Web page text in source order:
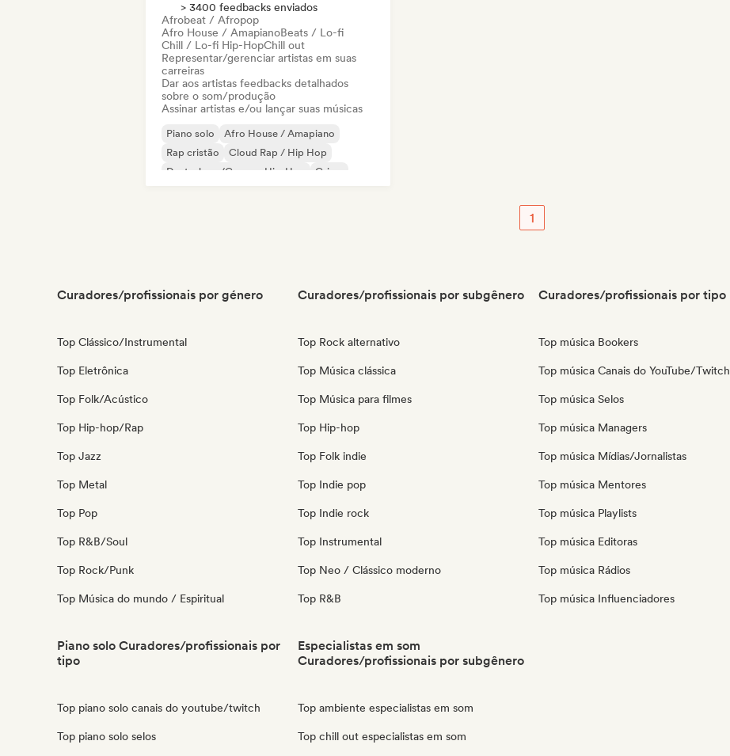
> 3400 feedbacks enviados
Afrobeat / Afropop
Afro House / AmapianoBeats / Lo-fi
Chill / Lo-fi Hip-HopChill out
Representar/gerenciar artistas em suas
carreiras
Dar aos artistas feedbacks detalhados
sobre o som/produção
Assinar artistas e/ou lançar suas músicas
Piano solo
Afro House / Amapiano
Rap cristão
Cloud Rap / Hip Hop
Deutschrap/German Hip-Hop
Grime
1
Curadores/profissionais por género
Top Clássico/Instrumental
Top Eletrônica
Top Folk/Acústico
Top Hip-hop/Rap
Top Jazz
Top Metal
Top Pop
Top R&B/Soul
Top Rock/Punk
Top Música do mundo / Espiritual
Curadores/profissionais por subgênero
Top Rock alternativo
Top Música clássica
Top Música para filmes
Top Hip-hop
Top Folk indie
Top Indie pop
Top Indie rock
Top Instrumental
Top Neo / Clássico moderno
Top R&B
Curadores/profissionais por tipo
Top música Bookers
Top música Canais do YouTube/Twitch
Top música Selos
Top música Managers
Top música Mídias/Jornalistas
Top música Mentores
Top música Playlists
Top música Editoras
Top música Rádios
Top música Influenciadores
Piano solo Curadores/profissionais por
tipo
Top piano solo canais do youtube/twitch
Top piano solo selos
Especialistas em som
Curadores/profissionais por subgênero
Top ambiente especialistas em som
Top chill out especialistas em som